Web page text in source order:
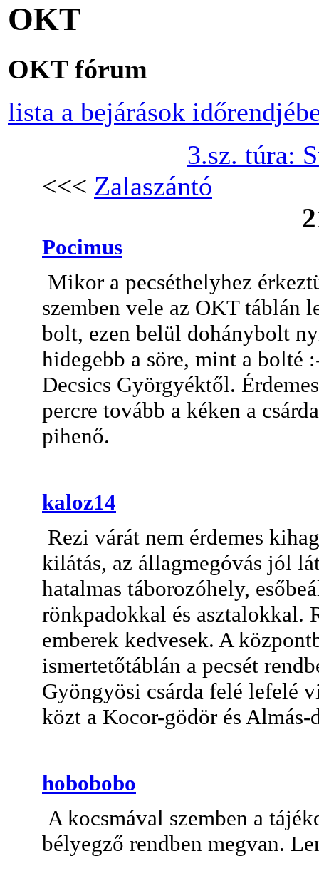
OKT
OKT fórum
lista a bejárások
3.sz. túra:
<<< Zalaszántó
Pocimus
Mikor a pecséthelyhez
szemben vele az OKT táblán
bolt, ezen belül dohánybolt
hidegebb a söre, mint a bolté
Decsics Györgyéktől.
percre tovább a kéken a
pihenő.
kaloz14
Rezi várát nem érdemes
kilátás, az állagmegóvás jól
hatalmas táborozóhely,
rönkpadokkal és asztalokkal.
emberek kedvesek. A
ismertetőtáblán a pecsét
Gyöngyösi csárda felé lefelé
közt a Kocor-gödör és
hobobobo
A kocsmával szemben a
bélyegző rendben megvan.